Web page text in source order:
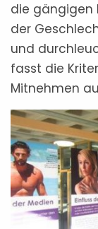
die gängigen
der
und
fasst die
Mitnehmen